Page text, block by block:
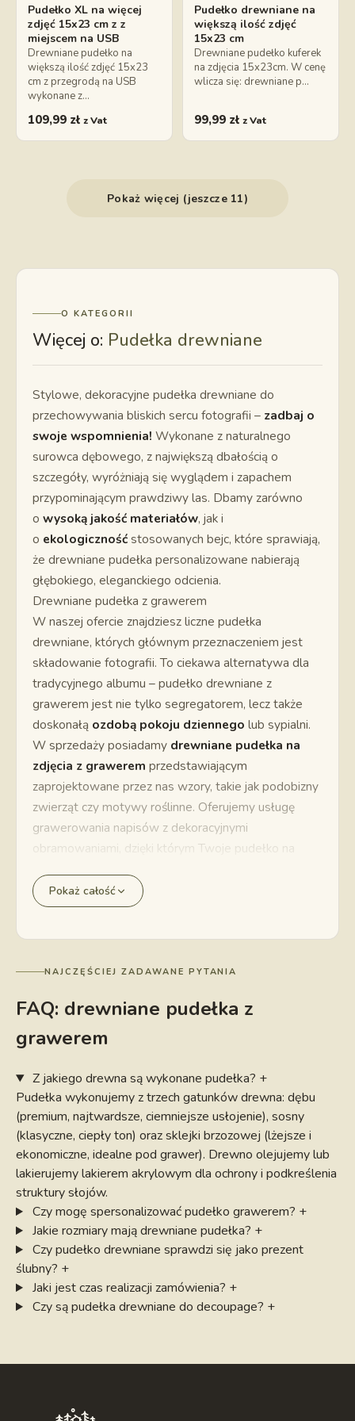
Pudełko XL na więcej
zdjęć 15x23 cm z z
miejscem na USB
Drewniane pudełko na
większą ilość zdjęć 15x23
cm z przegrodą na USB
wykonane z…
109,99 zł z Vat
Pudełko drewniane na
większą ilość zdjęć
15x23 cm
Drewniane pudełko kuferek
na zdjęcia 15x23cm. W cenę
wlicza się: drewniane p…
99,99 zł z Vat
Pokaż więcej (jeszcze 11)
O KATEGORII
Więcej o: Pudełka drewniane
Stylowe, dekoracyjne pudełka drewniane do
przechowywania bliskich sercu fotografii – zadbaj o
swoje wspomnienia! Wykonane z naturalnego
surowca dębowego, z największą dbałością o
szczegóły, wyróżniają się wyglądem i zapachem
przypominającym prawdziwy las. Dbamy zarówno
o wysoką jakość materiałów, jak i
o ekologicznośćstosowanych bejc, które sprawiają,
że drewniane pudełka personalizowane nabierają
głębokiego, eleganckiego odcienia.
Drewniane pudełka z grawerem
W naszej ofercie znajdziesz liczne pudełka
drewniane, których głównym przeznaczeniem jest
składowanie fotografii. To ciekawa alternatywa dla
tradycyjnego albumu – pudełko drewniane z
grawerem jest nie tylko segregatorem, lecz także
doskonałą ozdobą pokoju dziennego lub sypialni.
W sprzedaży posiadamy drewniane pudełka na
zdjęcia z grawerem przedstawiającym
zaprojektowane przez nas wzory, takie jak podobizny
zwierząt czy motywy roślinne. Oferujemy usługę
grawerowania napisów z dekoracyjnymi
obramowaniami, dzięki którym Twoje pudełko na
z
konfiguratora, możesz wgrać własny wzór do
wygrawerowania – na przykład logo firmy lub
Na zdjęcia ze ślubu lub wycieczek polecamy proste
wymiarach – możesz skorzystać u nas zusługi
wywoływania zdjęć
pudełka. Niektóre produkty posiadają więcej opcji
kolorystycznych, dlatego warto zapoznać się z
opisami różnych pudełek przed podjęciem decyzji.
Pudełko drewniane z grawerem pomieści nie tylko
setki odbitek – dostępne są również modele, w
których bezpiecznie przechowaszpendrive z
cyfrowymi zdjęciami
drewniane na album– dla miłośników tradycyjnych
rozwiązań.
Wybierz kolor malowania pudełka z drewna!
Zamówione przez Ciebie pudełko drewniane nie musi
wyglądać tak, jak na zdjęciu poglądowym –
bejc. Barwy drewna nawiązują do różnych gatunków
przykład
Pokaż całość
NAJCZĘŚCIEJ ZADAWANE PYTANIA
FAQ: drewniane pudełka z
grawerem
Z jakiego drewna są wykonane pudełka? +
Pudełka wykonujemy z trzech gatunków drewna: dębu
(premium, najtwardsze, ciemniejsze usłojenie), sosny
(klasyczne, ciepły ton) oraz sklejki brzozowej (lżejsze i
ekonomiczne, idealne pod grawer). Drewno olejujemy lub
lakierujemy lakierem akrylowym dla ochrony i podkreślenia
struktury słojów.
Czy mogę spersonalizować pudełko grawerem? +
Jakie rozmiary mają drewniane pudełka? +
Czy pudełko drewniane sprawdzi się jako prezent
ślubny? +
Jaki jest czas realizacji zamówienia? +
Czy są pudełka drewniane do decoupage? +